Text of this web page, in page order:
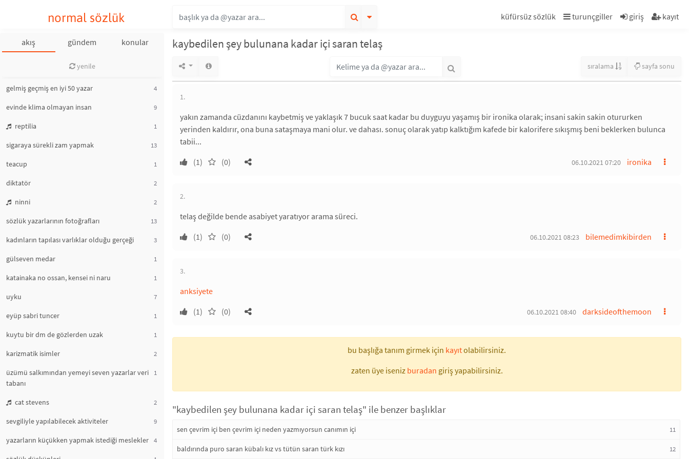
normal sözlük küfürsüz sözlük turunçgiller giriş kayıt
akış gündem konular
yenile
gelmiş geçmiş en iyi 50 yazar 4
evinde klima olmayan insan 9
reptilia 1
sigaraya sürekli zam yapmak 13
teacup 1
diktatör 2
ninni 2
sözlük yazarlarının fotoğrafları 13
kadınların tapılası varlıklar olduğu gerçeği 3
gülseven medar 1
katainaka no ossan, kensei ni naru 1
uyku 7
eyüp sabri tuncer 1
kuytu bir dm de gözlerden uzak 1
karizmatik isimler 2
üzümü salkımından yemeyi seven yazarlar veri
tabanı
1
cat stevens 2
sevgiliyle yapılabilecek aktiviteler 9
yazarların küçükken yapmak istediği meslekler 4
kaybedilen şey bulunana kadar içi saran telaş
sıralama sayfa sonu
1.
yakın zamanda cüzdanını kaybetmiş ve yaklaşık 7 bucuk saat kadar bu duyguyu yaşamış bir ironika olarak; insani sakin sakin otururken
yerinden kaldırır, ona buna sataşmaya mani olur. ve dahası. sonuç olarak yatıp kalktığım kafede bir kalorifere sıkışmış beni beklerken bulunca
tabii...
(1)
(0) ironika
06.10.2021 07:20
2.
telaş değilde bende asabiyet yaratıyor arama süreci.
(1)
(0) bilemedimkibirden
06.10.2021 08:23
3.
anksiyete
(1)
(0) darksideofthemoon
06.10.2021 08:40
bu başlığa tanım girmek için kayıtolabilirsiniz.
zaten üye iseniz buradan giriş yapabilirsiniz.
"kaybedilen şey bulunana kadar içi saran telaş" ile benzer başlıklar
sen çevrim içi ben çevrim içi neden yazmıyorsun canımın içi 11
baldırında puro saran kübalı kız vs tütün saran türk kızı 12